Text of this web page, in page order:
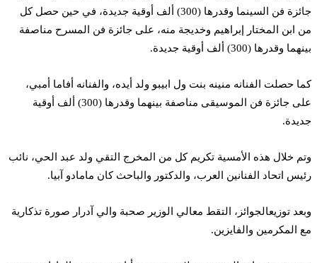
جائزة فن السينما وقدرها (300) ألف أوقية جديدة، في حين حصل كل
ابن المختار إبراهيم وخديجة منه، على جائزة فن المسرح مناصفة
وقدرها (300) ألف أوقية جديدة.
حصلت الفنانه منينه بنت ول ابيبو ولد أيده، والفنانه أفاما أمبي،
على جائزة فن الموسيقى مناصفة بينهما وقدرها (300) ألف أوقية
خلال هذه الأمسية تكريم كل من المخرج التقي ولد عبد الحي، نائب
اتحاد الفنانين العرب، والدكتور والباحث كان مامادو آبيا.
توزيعالجوائز، التقط معالي الوزير صحبة والي آدرار صورة تذكارية
المكرمين والفايزين.